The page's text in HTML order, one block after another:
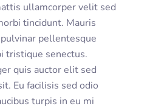
ullamcorper velit sed
tincidunt. Mauris
pellentesque
tristique senectus.
quis auctor elit sed
Eu facilisis sed odio
turpis in eu mi